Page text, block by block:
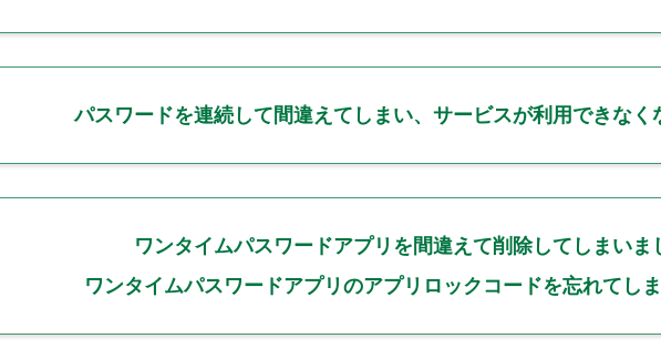
パスワードを連続して間違えてしまい、サービスが利用できなく
ワンタイムパスワードアプリを間違えて削除してしまいま
ワンタイムパスワードアプリのアプリロックコードを忘れてし